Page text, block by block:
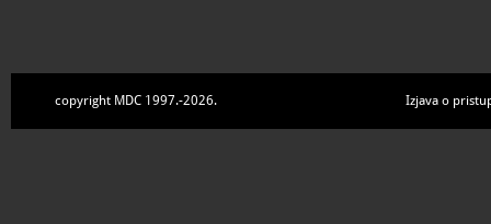
copyright MDC 1997.-2026. Izjava o